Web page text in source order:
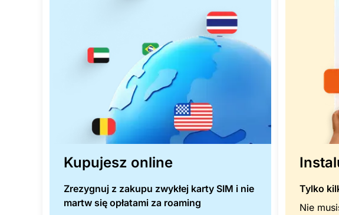
Kupujesz online
Zrezygnuj z zakupu zwykłej karty SIM i nie
martw się opłatami za roaming
Tylko
Nie